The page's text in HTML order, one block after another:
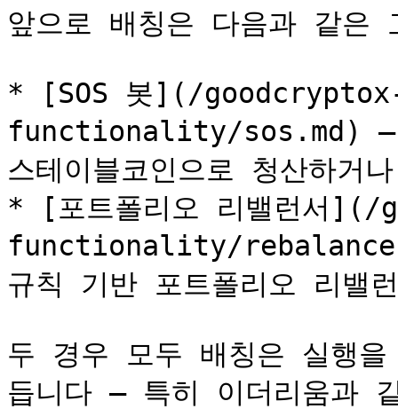
앞으로 배칭은 다음과 같은
* [SOS 봇](/
functionality/sos.md) —
스테이블코인으로 청산하
* [포트폴리오 리밸런서
functionality/
규칙 기반 포트폴리오 리밸
두 경우 모두 배칭은 실행
듭니다 — 특히 이더리움과